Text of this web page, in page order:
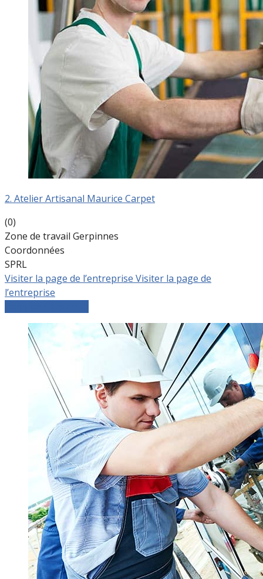
2. Atelier Artisanal Maurice Carpet
(0)
Zone de travail Gerpinnes
Coordonnées
SPRL
Visiter la page de l’entreprise Visiter la page de
l’entreprise